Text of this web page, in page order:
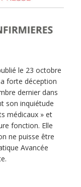
le 23 octobre
forte déception
dernier dans
son inquiétude
médicaux » et
fonction. Elle
ne puisse être
Avancée